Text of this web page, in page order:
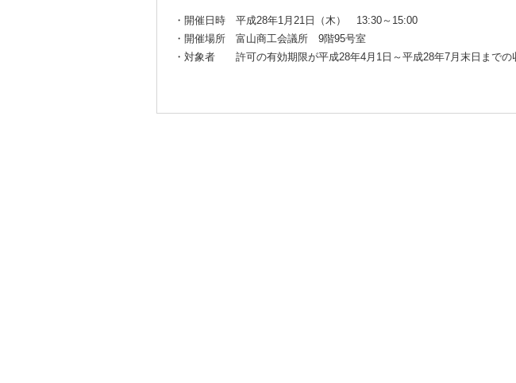
・開催日時 平成28年1月21日（木） 13:30～15:00
・開催場所 富山商工会議所 9階95号室
・対象者 許可の有効期限が平成28年4月1日～平成28年7月末日までの